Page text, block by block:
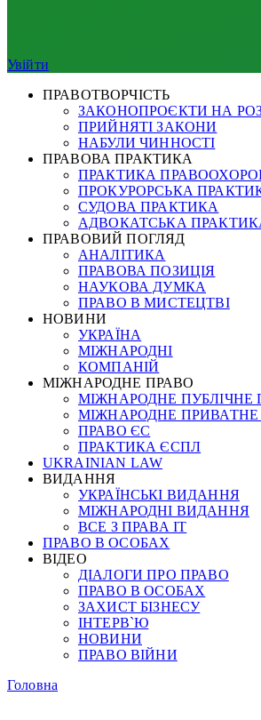
Увійти
ПРАВОТВОРЧІСТЬ
ЗАКОНОПРОЄКТИ НА
ПРИЙНЯТІ ЗАКОНИ
НАБУЛИ ЧИННОСТІ
ПРАВОВА ПРАКТИКА
ПРАКТИКА
ПРОКУРОРСЬКА
СУДОВА ПРАКТИКА
АДВОКАТСЬКА
ПРАВОВИЙ ПОГЛЯД
АНАЛІТИКА
ПРАВОВА ПОЗИЦІЯ
НАУКОВА ДУМКА
ПРАВО В МИСТЕЦТВІ
НОВИНИ
УКРАЇНА
МІЖНАРОДНІ
КОМПАНІЙ
МІЖНАРОДНЕ ПРАВО
МІЖНАРОДНЕ ПУБЛІЧНЕ
МІЖНАРОДНЕ ПРИВАТНЕ
ПРАВО ЄС
ПРАКТИКА ЄСПЛ
UKRAINIAN LAW
ВИДАННЯ
УКРАЇНСЬКІ ВИДАННЯ
МІЖНАРОДНІ ВИДАННЯ
ВСЕ З ПРАВА ІТ
ПРАВО В ОСОБАХ
ВІДЕО
ДІАЛОГИ ПРО ПРАВО
ПРАВО В ОСОБАХ
ЗАХИСТ БІЗНЕСУ
ІНТЕРВ`Ю
НОВИНИ
ПРАВО ВІЙНИ
Головна